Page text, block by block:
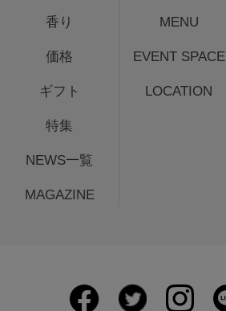
香り
価格
ギフト
特集
NEWS一覧
MAGAZINE
MENU
EVENT SPACE
LOCATION